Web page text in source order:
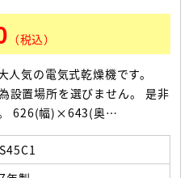
（税込）
気の電気式乾燥機です。
設置場所を選びません。 是非
626(幅)×643(奥
㎏】